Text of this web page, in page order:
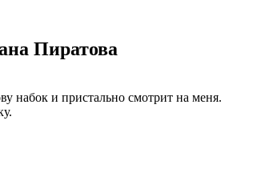
Пиратова
набок и пристально смотрит на меня.